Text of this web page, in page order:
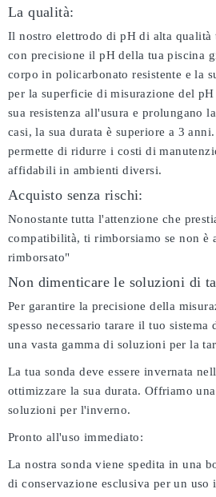
La qualità:
Il nostro elettrodo di pH di alta qualità
con precisione il pH della tua piscina
corpo in policarbonato resistente e la
per la superficie di misurazione del
sua resistenza all'usura e prolungano
casi, la sua durata è superiore a 3
permette di ridurre i costi di
affidabili in ambienti diversi.
Acquisto senza rischi:
Nonostante tutta l'attenzione che
compatibilità, ti rimborsiamo se non è
rimborsato"
Non dimenticare le soluzioni di
Per garantire la precisione della
spesso necessario tarare il tuo
una vasta gamma di soluzioni per la
La tua sonda deve essere invernata
ottimizzare la sua durata. Offriamo
soluzioni per l'inverno.
Pronto all'uso immediato:
La nostra sonda viene spedita in una
di conservazione esclusiva per un uso